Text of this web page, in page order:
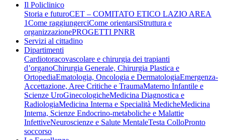
Il Policlinico
Storia e futuroCET – COMITATO ETICO LAZIO AREA
1Come raggiungerciCome orientarsiStruttura e
organizzazionePROGETTI PNRR
Servizi al cittadino
Dipartimenti
Cardiotoracovascolare e chirurgia dei trapianti
d’organoChirurgia Generale, Chirurgia Plastica e
OrtopediaEmatologia, Oncologia e DermatologiaEmergenza-
Accettazione, Aree Critiche e TraumaMaterno Infantile e
Scienze UroGinecologicheMedicina Diagnostica e
RadiologiaMedicina Interna e Specialità MedicheMedicina
Interna, Scienze Endocrino-metaboliche e Malattie
InfettiveNeuroscienze e Salute MentaleTesta ColloPronto
soccorso